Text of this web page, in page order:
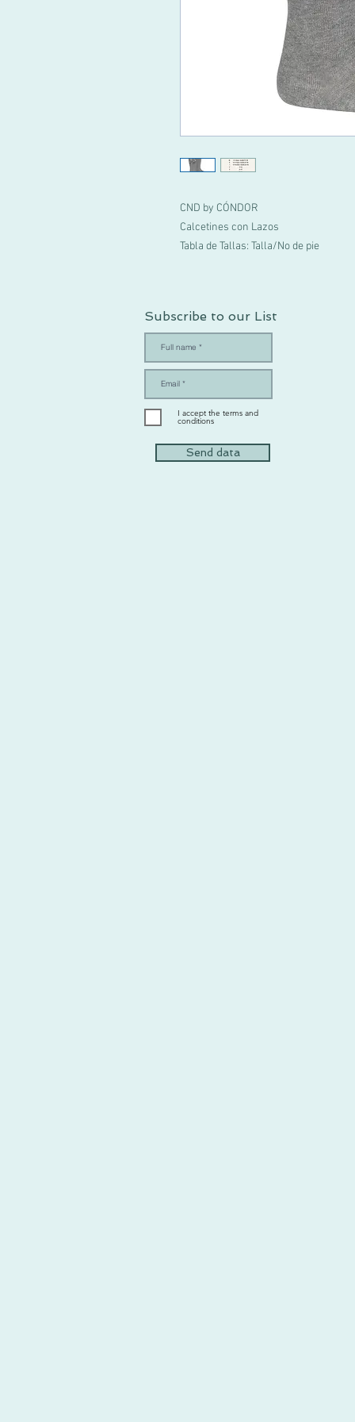
CND by CÓNDOR
Calcetines con Lazos
Tabla de Tallas: Talla/No de pie
Subscribe to our List
I accept the terms and
conditions
Send data